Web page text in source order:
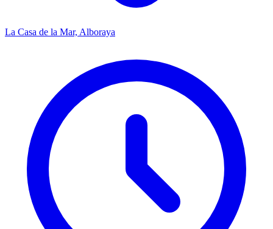
La Casa de la Mar, Alboraya